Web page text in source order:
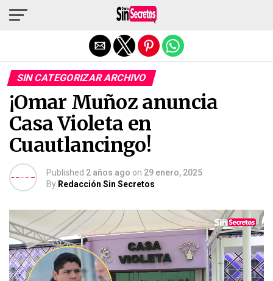
SIN CATEGORIZAR ARCHIVO
¡Omar Muñoz anuncia
Casa Violeta en
Cuautlancingo!
Published 2 años ago on 29 enero, 2025
By Redacción Sin Secretos
Salir de la versión móvil